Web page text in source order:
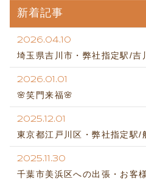
新着記事
2026.04.10
埼玉県吉川市・弊社指定駅/吉
2026.01.01
🌸笑門来福🌸
2025.12.01
東京都江戸川区・弊社指定駅/
2025.11.30
千葉市美浜区への出張・お客